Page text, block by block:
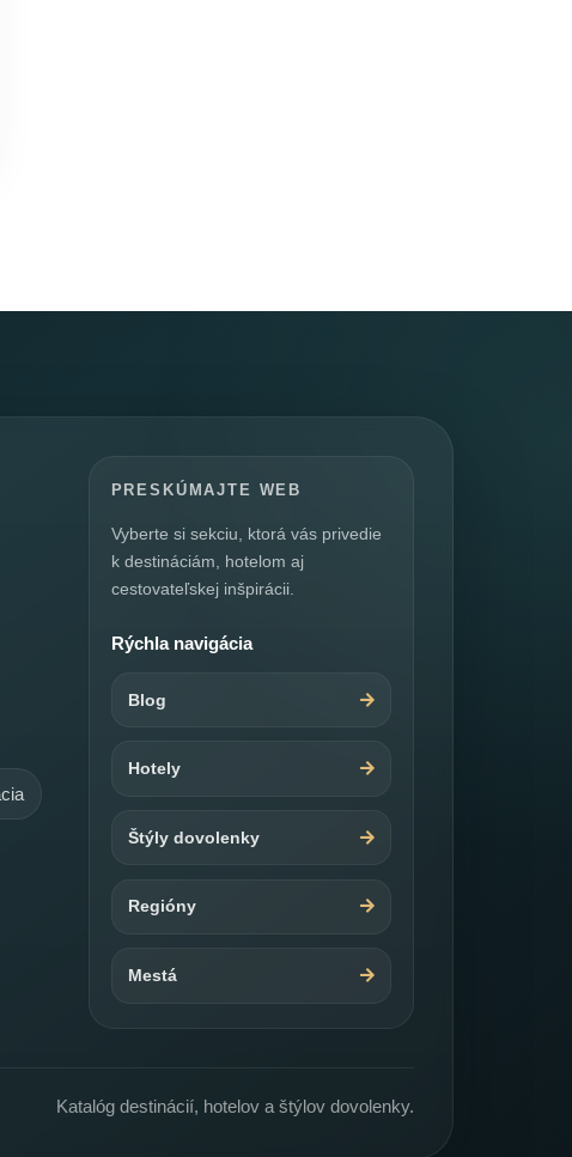
PRESKÚMAJTE WEB
Vyberte si sekciu, ktorá vás privedie
k destináciám, hotelom aj
cestovateľskej inšpirácii.
Rýchla navigácia
Blog
Hotely
Štýly dovolenky
Regióny
Mestá
Katalóg destinácií, hotelov a štýlov dovolenky.